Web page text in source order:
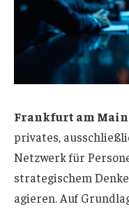
Frankfurt am Main
privates,
Netzwerk für
strategischem
agieren. Auf